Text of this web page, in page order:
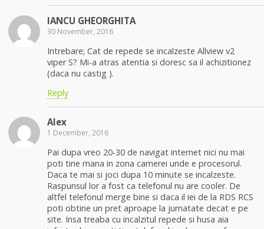
IANCU GHEORGHITA
30 November, 2016
Intrebare; Cat de repede se incalzeste Allview v2
viper S? Mi-a atras atentia si doresc sa il achizitionez
(daca nu castig ).
Reply
Alex
1 December, 2016
Pai dupa vreo 20-30 de navigat internet nici nu mai
poti tine mana in zona camerei unde e procesorul.
Daca te mai si joci dupa 10 minute se incalzeste.
Raspunsul lor a fost ca telefonul nu are cooler. De
altfel telefonul merge bine si daca il iei de la RDS RCS
poti obtine un pret aproape la jumatate decat e pe
site. Insa treaba cu incalzitul repede si husa aia